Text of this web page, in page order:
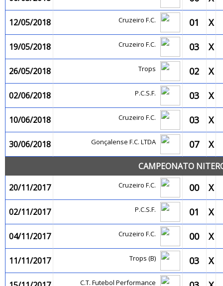
12/05/2018 Cruzeiro F.C. 01 X
19/05/2018 Cruzeiro F.C. 03 X
26/05/2018 Trops 02 X
02/06/2018 P.C.S.F. 03 X
10/06/2018 Cruzeiro F.C. 03 X
30/06/2018 Gonçalense F.C. LTDA 07 X
CAMPEONATO
20/11/2017
Cruzeiro F.C. 00 X
02/11/2017 P.C.S.F. 01 X
04/11/2017 Cruzeiro F.C. 00 X
11/11/2017 Trops (B) 03 X
C.T. Futebol Performance